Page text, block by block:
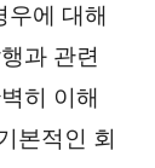
우에 대해
과 관련
히 이해
본적인 회